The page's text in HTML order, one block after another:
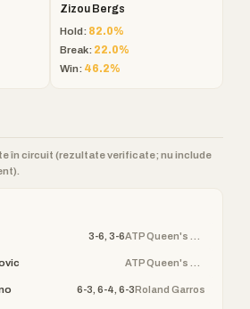
Zizou Bergs
Hold: 82.0%
Break: 22.0%
Win: 46.2%
în circuit (rezultate verificate; nu include
3-6, 3-6
6-3, 6-4, 6-3Roland Garros